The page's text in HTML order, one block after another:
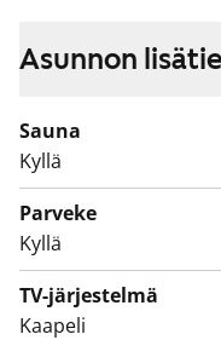
Kylpyhuoneessa on
Tämä on valtion
jossa asukasvalinta
kiireellisyyteen,
sekä asunnon tarpeen
Asunnon
Sauna
Kyllä
Parveke
Kyllä
TV-järjestelmä
Kaapeli